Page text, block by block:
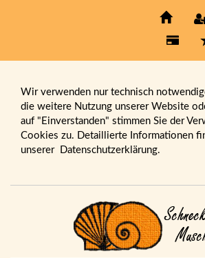
Wir verwenden nur technisch
die weitere Nutzung unserer Website
auf "Einverstanden" stimmen Sie der
Cookies zu. Detaillierte Informationen
unserer Datenschutzerklärung.